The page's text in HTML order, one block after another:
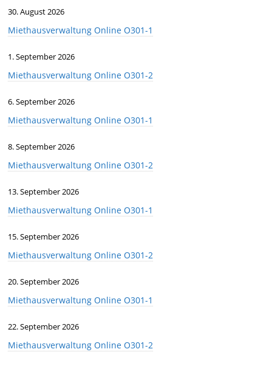
30. August 2026
Miethausverwaltung Online O301-1
1. September 2026
Miethausverwaltung Online O301-2
6. September 2026
Miethausverwaltung Online O301-1
8. September 2026
Miethausverwaltung Online O301-2
13. September 2026
Miethausverwaltung Online O301-1
15. September 2026
Miethausverwaltung Online O301-2
20. September 2026
Miethausverwaltung Online O301-1
22. September 2026
Miethausverwaltung Online O301-2